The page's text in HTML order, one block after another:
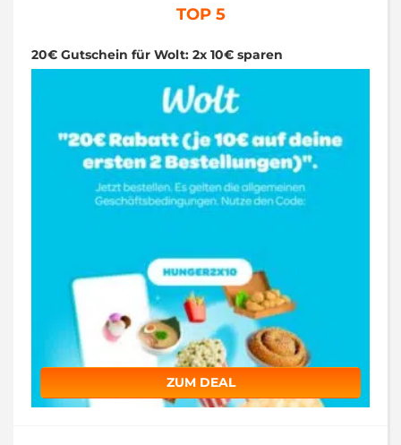
TOP 5
20€ Gutschein für Wolt: 2x 10€ sparen
ZUM DEAL